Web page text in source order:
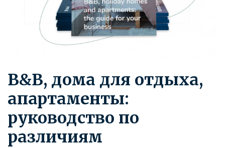
B&B, дома для отдыха,
апартаменты:
руководство по
различиям